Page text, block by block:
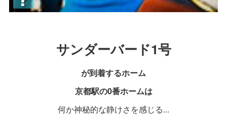
サンダーバード1号
が到着するホーム
京都駅の0番ホームは
何か神秘的な静けさを感じる...